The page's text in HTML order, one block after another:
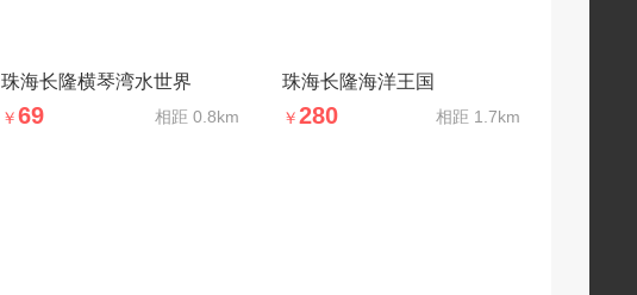
珠海长隆横琴湾水世界
￥69 相距 0.8km
珠海长隆海洋王国
￥280 相距 1.7km